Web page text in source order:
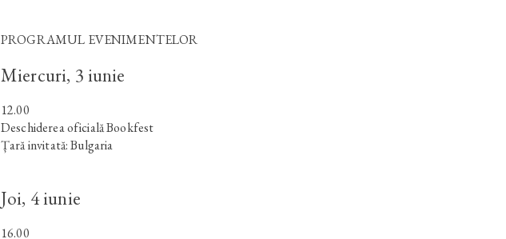
PROGRAMUL EVENIMENTELOR
Miercuri, 3 iunie
12.00
Deschiderea oficială Bookfest
Țară invitată: Bulgaria
Joi, 4 iunie
16.00